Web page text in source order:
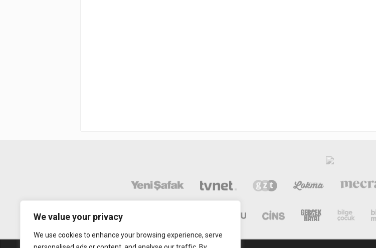
We value your privacy
We use cookies to enhance your browsing experience, serve